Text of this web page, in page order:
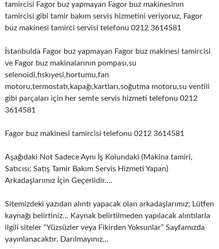
tamircisi Fagor buz yapmayan Fagor buz makinesinın
tamircisi gibi tamir bakım servis hizmetini veriyoruz, Fagor
buz makinesi tamirci servisi telefonu 0212 3614581
İstanbulda Fagor buz yapmayan Fagor buz makinesi tamircisi
ve Fagor buz makinalarının pompası,su
selenoidi,fıskıyesi,hortumu,fan
motoru,termostatı,kapağı,kartları,soğutma motoru,su ventili
gibi parçaları için her semte servis hizmeti telefonu 0212
3614581
Fagor buz makinesi tamircisi telefonu 0212 3614581
Aşağıdaki Not Sadece Aynı İş Kolundaki (Makina tamiri,
Satıcısı; Satış Tamir Bakım Servis Hizmeti Yapan)
Arkadaşlarımız İçin Geçerlidir….
Sitemizdeki yazıdan alıntı yapacak olan arkadaşlarımız; Lütfen
kaynağı belirtiniz… Kaynak belirtilmeden yapılacak alıntılarla
ilgili siteler “Yüzsüzler veya Fikirden Yoksunlar” Sayfamızda
yayınlanacaktır. Darılmayınız…